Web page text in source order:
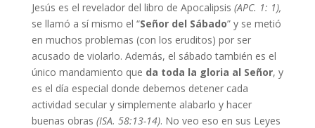
Jesús es el revelador del libro de Apocalipsis (APC. 1: 1),
se llamó a sí mismo el “Señor del Sábado” y se metió
en muchos problemas (con los eruditos) por ser
acusado de violarlo. Además, el sábado también es el
único mandamiento que da toda la gloria al Señor, y
es el día especial donde debemos detener cada
actividad secular y simplemente alabarlo y hacer
buenas obras (ISA. 58:13-14). No veo eso en sus Leyes